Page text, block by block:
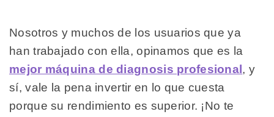
Nosotros y muchos de los usuarios que ya
han trabajado con ella, opinamos que es la
mejor máquina de diagnosis profesional , y
sí, vale la pena invertir en lo que cuesta
porque su rendimiento es superior. ¡No te